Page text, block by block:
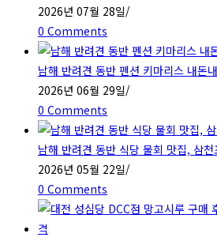
2026년 07월 28일/
0 Comments
남해 반려견 동반 펜션 키마리스 내돈
2026년 06월 29일/
0 Comments
남해 반려견 동반 식당 물회 맛집, 삼천
2026년 05월 22일/
0 Comments